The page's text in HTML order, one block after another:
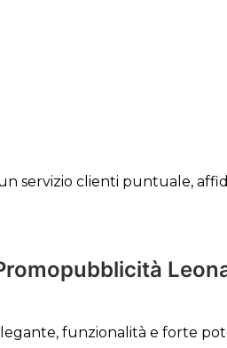
servizio clienti puntuale,
funzionalità e forte